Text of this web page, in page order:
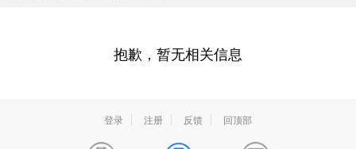
抱歉，暂无相关信息
登录 注册 反馈 回顶部